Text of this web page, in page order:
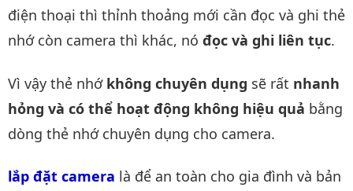
điện thoại thì thỉnh thoảng mới cần đọc và ghi thẻ
nhớ còn camera thì khác, nó đọc và ghi liên tục.
Vì vậy thẻ nhớ không chuyên dụng sẽ rất nhanh
hỏng và có thể hoạt động không hiệu quả bằng
dòng thẻ nhớ chuyên dụng cho camera.
lắp đặt camera là để an toàn cho gia đình và bản